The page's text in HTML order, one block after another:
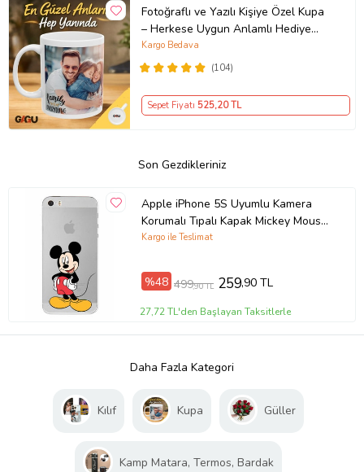
Fotoğraflı ve Yazılı Kişiye Özel Kupa
– Herkese Uygun Anlamlı Hediye
Porselen Baskılı Kupa (Beyaz)
(104)
Kargo Bedava
Sepet Fiyatı 525,20 TL
Son Gezdikleriniz
Apple iPhone 5S Uyumlu Kamera
Korumalı Tıpalı Kapak Mickey Mouse
TasarımlıŞeffaf Kılıf
Kargo ile Teslimat
%48 499,90 TL 259,90 TL
27,72 TL'den Başlayan Taksitlerle
Daha Fazla Kategori
Kılıf Kupa Güller
Kamp Matara, Termos, Bardak